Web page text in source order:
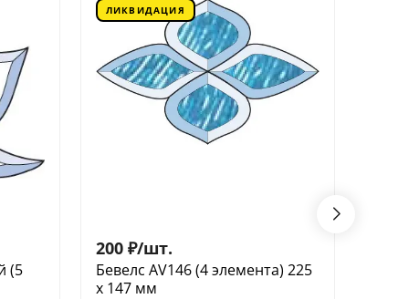
(5
ЛИКВИДАЦИЯ
200 ₽/шт.
Бевелс AV146 (4 элемента) 225
х 147 мм